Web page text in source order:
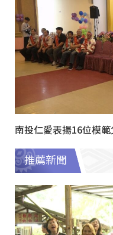
南投仁愛表揚16位模
推薦新聞